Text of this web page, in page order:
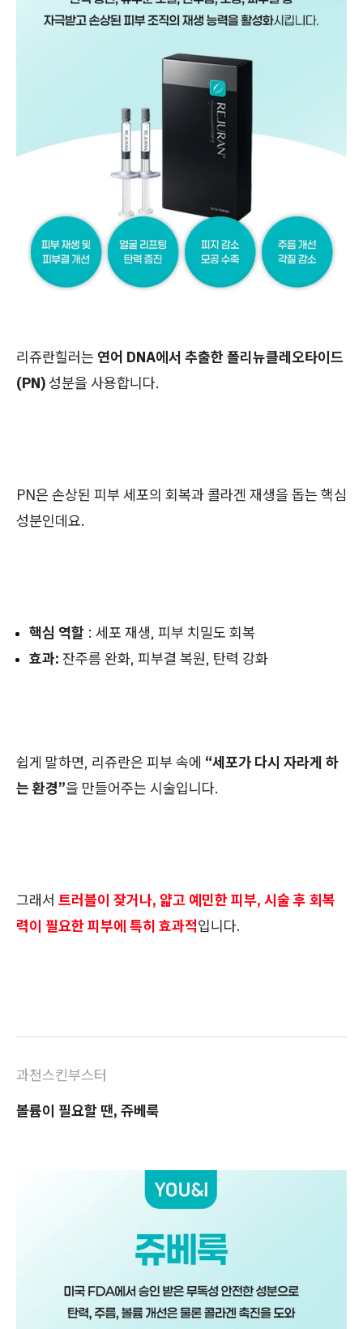
리쥬란힐러는 연어 DNA에서 추출한 폴리뉴클레오타이드
(PN)성분을 사용합니다.
PN은 손상된 피부 세포의 회복과 콜라겐 재생을 돕는 핵심
성분인데요.
핵심 역할 : 세포 재생, 피부 치밀도 회복
효과: 잔주름 완화, 피부결 복원, 탄력 강화
쉽게 말하면, 리쥬란은 피부 속에 “세포가 다시 자라게 하
는 환경”을 만들어주는 시술입니다.
그래서 트러블이 잦거나, 얇고 예민한 피부, 시술 후 회복
력이 필요한 피부에 특히 효과적입니다.
과천스킨부스터
볼륨이 필요할 땐, 쥬베룩